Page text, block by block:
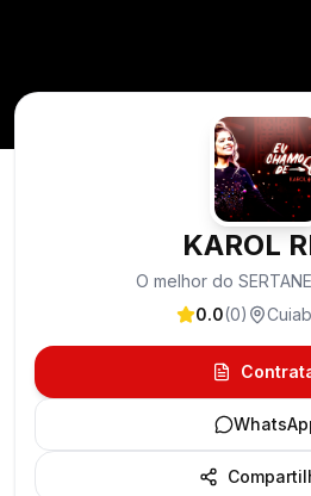
KAROL
O melhor do
0.0(0)